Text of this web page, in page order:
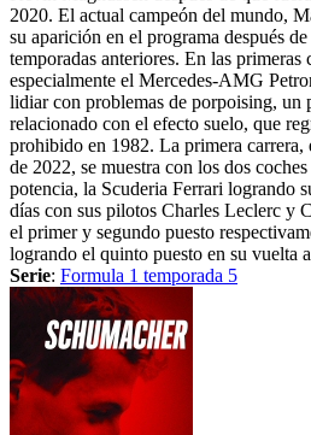
2020. El actual campeón del mundo,
su aparición en el programa después
temporadas anteriores. En las primeras
especialmente el Mercedes-AMG
lidiar con problemas de porpoising, un
relacionado con el efecto suelo, que
prohibido en 1982. La primera carrera,
de 2022, se muestra con los dos
potencia, la Scuderia Ferrari logrando
días con sus pilotos Charles Leclerc y
el primer y segundo puesto
logrando el quinto puesto en su vuelta
Serie: Formula 1 temporada 5